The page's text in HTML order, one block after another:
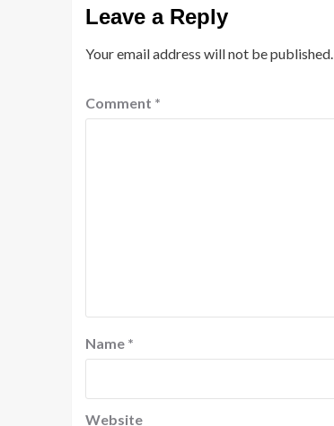
Leave a Reply
Your email address will not be published.
Comment *
Name *
Website